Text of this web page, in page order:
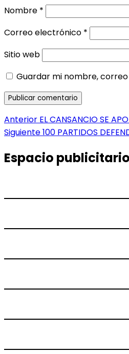
Nombre *
Correo electrónico *
Sitio web
Guardar mi nombre,
Navegación
de
entradas
Anterior Entrada
anterior:
EL CANSANCIO SE
SiguienteEntrada
100 PARTIDOS
Espacio publicitario